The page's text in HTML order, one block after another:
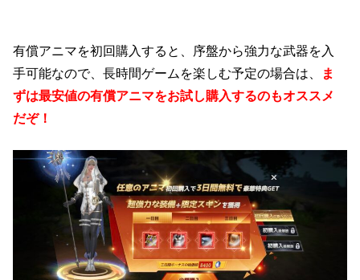
有償アニマを初回購入すると、序盤から強力な武器を入
手可能なので、長時間ゲームを楽しむ予定の場合は、
ま
ずは最安値の有償アニマをお試し購入するのもオススメ
だぞ！